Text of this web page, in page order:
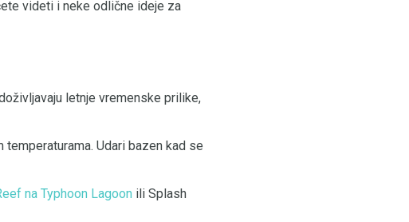
videti i neke odlične ideje za
letnje vremenske prilike,
Udari bazen kad se
na Typhoon Lagoon ili Splash